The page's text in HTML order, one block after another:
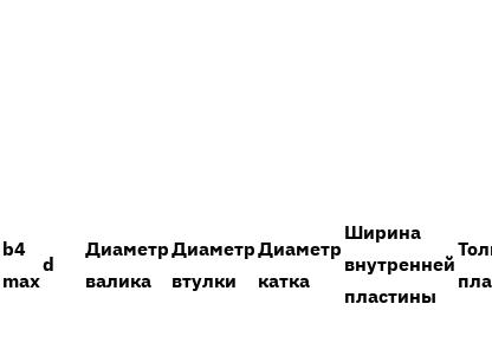
b4
max
d
Диаметр
валика
Диаметр
втулки
Диаметр
катка
Ширина
внутренней
пластины